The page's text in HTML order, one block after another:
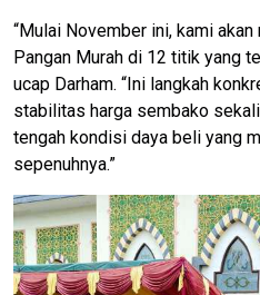
“Mulai November ini, kami
Pangan Murah di 12 titik yang
ucap Darham. “Ini langkah
stabilitas harga sembako
tengah kondisi daya beli yang
sepenuhnya.”